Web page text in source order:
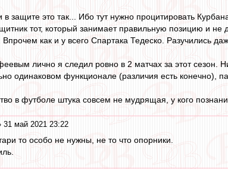
защите это так... Ибо тут нужно процитировать
тот, который занимает правильную позицию и
как и у всего Спартака Тедеско. Разучились
лично я следил ровно в 2 матчах за этот
одинаковом функционале (различия есть
в футболе штука совсем не мудрящая, у кого
31 май 2021 23:22
то особо не нужны, не то что опорники.